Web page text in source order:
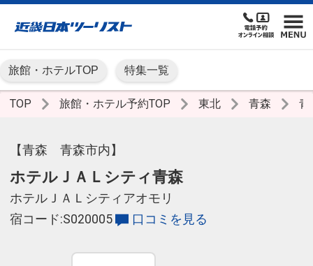
旅館・ホテルTOP 特集一覧
TOP 旅館・ホテル予約TOP 東北 青森 青
【青森 青森市内】
ホテルＪＡＬシティ青森
ホテルＪＡＬシティアオモリ
宿コード:S020005
口コミを見る